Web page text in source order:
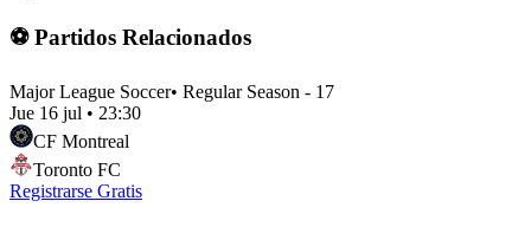
⚽ Partidos Relacionados
Major League Soccer• Regular Season - 17
Jue 16 jul • 23:30
CF Montreal
Toronto FC
Registrarse Gratis